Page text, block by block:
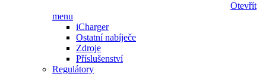
Otevřít
menu
iCharger
Ostatní nabíječe
Zdroje
Příslušenství
Regulátory